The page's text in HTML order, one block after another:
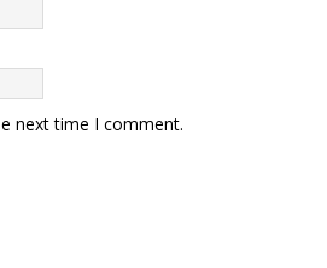
next time I comment.